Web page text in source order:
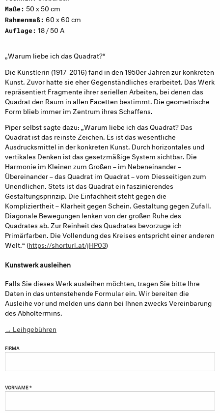
Maße: 50 x 50 cm
Rahmenmaß: 60 x 60 cm
Auflage: 18 / 50 A
„Warum liebe ich das Quadrat?“
Die Künstlerin (1917-2016) fand in den 1950er Jahren zur konkreten
Kunst. Zuvor hatte sie eher Gegenständliches erarbeitet. Das Werk
repräsentiert Fragmente ihrer seriellen Arbeiten, bei denen das
Quadrat den Raum in allen Facetten bestimmt. Die geometrische
Form blieb immer im Zentrum ihres Schaffens.
Piper selbst sagte dazu: „Warum liebe ich das Quadrat? Das
Quadrat ist das reinste Zeichen. Es ist das wesentliche
Ausdrucksmittel in der konkreten Kunst. Durch horizontales und
vertikales Denken ist das gesetzmäßige System sichtbar. Die
Harmonie im Kleinen zum Großen – im Nebeneinander –
Übereinander – das Quadrat im Quadrat – vom Diesseitigen zum
Unendlichen. Stets ist das Quadrat ein faszinierendes
Gestaltungsprinzip. Die Einfachheit steht gegen die
Kompliziertheit – Klarheit gegen Schein. Gestaltung gegen Zufall.
Diagonale Bewegungen lenken von der großen Ruhe des
Quadrates ab. Zur Reinheit des Quadrates bevorzuge ich
Primärfarben. Die Vollendung des Kreises entspricht einer anderen
Welt.“ (https://shorturl.at/jHP03)
Kunstwerk ausleihen
Falls Sie dieses Werk ausleihen möchten, tragen Sie bitte Ihre
Daten in das untenstehende Formular ein. Wir bereiten die
Ausleihe vor und melden uns dann bei Ihnen zwecks Vereinbarung
des Abholtermins.
→ Leihgebühren
FIRMA
VORNAME *